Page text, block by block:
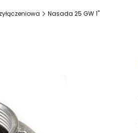
Nasada 25 GW 1"